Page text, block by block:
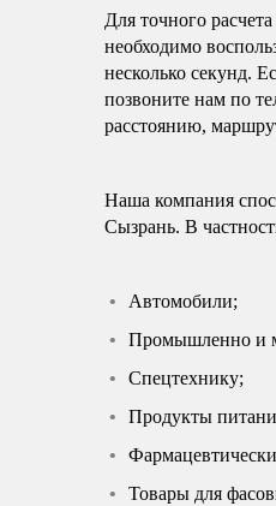
Для точного
необходимо
несколько секунд.
позвоните нам по
расстоянию,
Наша компания
Сызрань. В
Автомобили;
Промышленно и
Спецтехнику;
Продукты
Товары для